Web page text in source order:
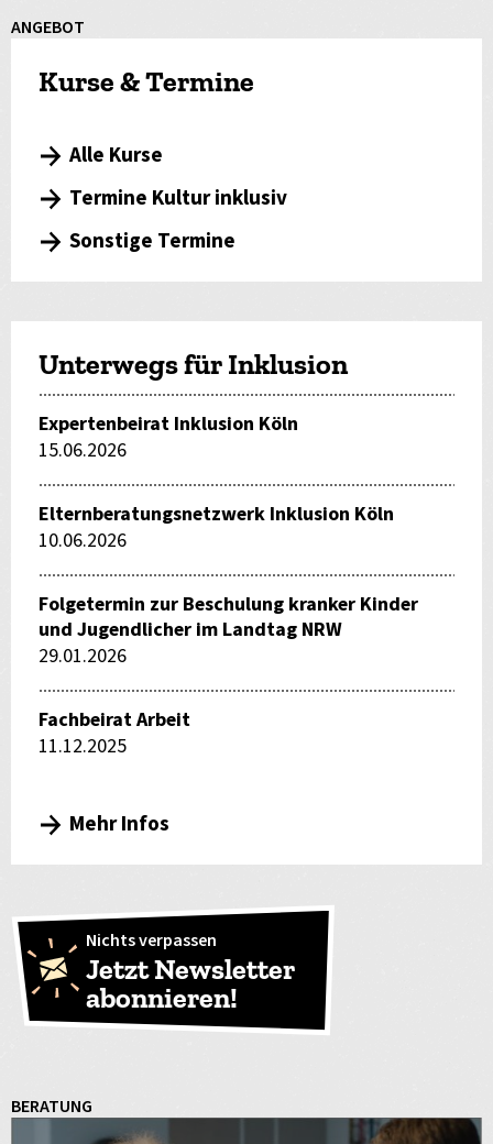
ANGEBOT
Kurse & Termine
Alle Kurse
Termine Kultur inklusiv
Sonstige Termine
Unterwegs für Inklusion
Expertenbeirat Inklusion Köln
15.06.2026
Elternberatungsnetzwerk Inklusion Köln
10.06.2026
Folgetermin zur Beschulung kranker Kinder
und Jugendlicher im Landtag NRW
29.01.2026
Fachbeirat Arbeit
11.12.2025
Mehr Infos
Nichts verpassen
Jetzt Newsletter
abonnieren!
BERATUNG